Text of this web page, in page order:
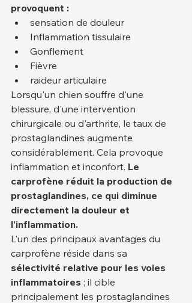
provoquent :
sensation de douleur
Inflammation tissulaire
Gonflement
Fièvre
raideur articulaire
Lorsqu'un chien souffre d'une
blessure, d'une intervention
chirurgicale ou d'arthrite, le taux de
prostaglandines augmente
considérablement. Cela provoque
inflammation et inconfort. Le
carprofène réduit la production de
prostaglandines, ce qui diminue
directement la douleur et
l'inflammation.
L'un des principaux avantages du
carprofène réside dans sa
sélectivité relative pour les voies
inflammatoires ; il cible
principalement les prostaglandines